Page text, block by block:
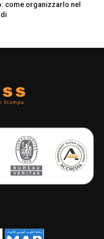
come organizzarlo nel